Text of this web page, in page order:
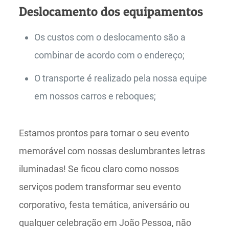
Deslocamento dos equipamentos
Os custos com o deslocamento são a
combinar de acordo com o endereço;
O transporte é realizado pela nossa equipe
em nossos carros e reboques;
Estamos prontos para tornar o seu evento
memorável com nossas deslumbrantes letras
iluminadas! Se ficou claro como nossos
serviços podem transformar seu evento
corporativo, festa temática, aniversário ou
qualquer celebração em João Pessoa, não